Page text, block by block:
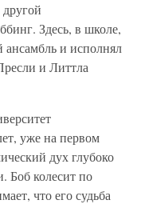
другой
Здесь, в школе,
ансамбль и исполнял
и Литтла
уже на первом
дух глубоко
Боб колесит по
что его судьба